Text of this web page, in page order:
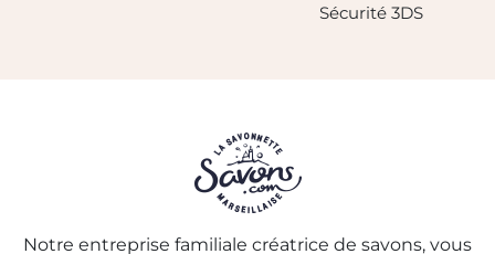
Sécurité 3DS
Notre entreprise familiale créatrice de savons, vous